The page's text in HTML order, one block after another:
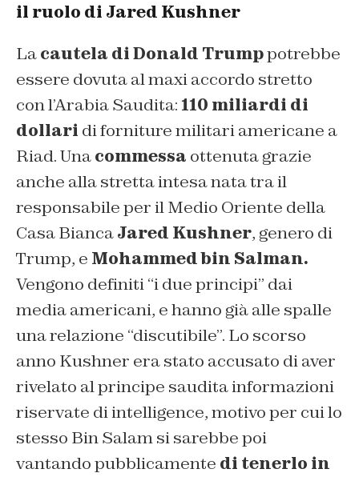
il ruolo di Jared Kushner
Lacautela di Donald Trumppotrebbe
essere dovuta al maxi accordo stretto
con l’Arabia Saudita: 110 miliardi di
dollari di forniture militari americane a
Riad. Unacommessa ottenuta grazie
anche alla stretta intesa nata tra il
responsabile per il Medio Oriente della
Casa BiancaJared Kushner, genero di
Trump, e Mohammed bin Salman.
Vengono definiti “i due principi” dai
media americani, e hanno già alle spalle
una relazione “discutibile”. Lo scorso
anno Kushner era stato accusato di aver
rivelato al principe saudita informazioni
riservate di intelligence, motivo per cui lo
stesso Bin Salam si sarebbe poi
vantando pubblicamente di tenerlo in